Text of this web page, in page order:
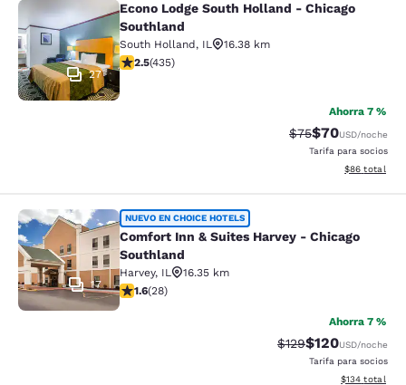
Econo Lodge South Holland -
27
Econo Lodge South Holland - Chicago
Southland
South Holland, IL
16.38 km
calificación de 2.47 estrellas. Feria. 435 reseñas
2.5(435)
Ahorra 7 %
Precio tachado:
$75Precio con
$70USD/noche
Tarifa para socios
Ver detalles
$86 total
Comfort Inn & Suites Harvey -
17
NUEVO EN CHOICE HOTELS
Comfort Inn & Suites Harvey - Chicago
Southland
Harvey, IL
16.35 km
calificación de 1.61 estrellas. Feria. 28 reseñas
1.6(28)
Ahorra 7 %
Precio tachado:
$129Precio con
$120USD/noche
Tarifa para socios
Ver detalles
$134 total